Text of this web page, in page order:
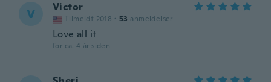
V Victor
Tilmeldt 2018 · 53 anmeldelser
Love all it
for ca. 4 år siden